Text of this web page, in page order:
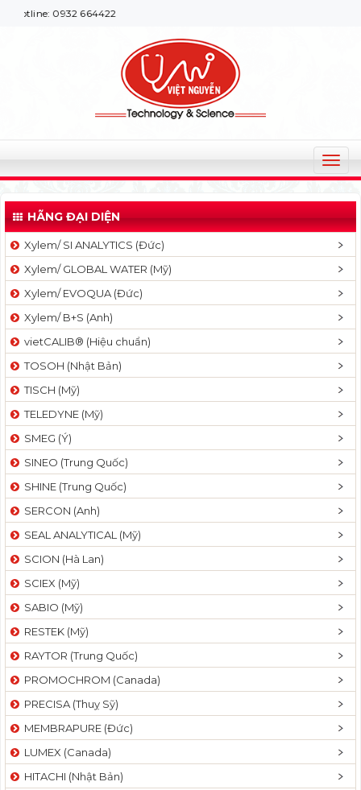
664422
T
o
g
l
v
a
t
n
HÃNG ĐẠI DIỆN
Xylem/ SI ANALYTICS (Đức)
Xylem/ GLOBAL WATER (Mỹ)
Xylem/ EVOQUA (Đức)
Xylem/ B+S (Anh)
vietCALIB® (Hiệu chuẩn)
TOSOH (Nhật Bản)
TISCH (Mỹ)
TELEDYNE (Mỹ)
SMEG (Ý)
SINEO (Trung Quốc)
SHINE (Trung Quốc)
SERCON (Anh)
SEAL ANALYTICAL (Mỹ)
SCION (Hà Lan)
SCIEX (Mỹ)
SABIO (Mỹ)
RESTEK (Mỹ)
RAYTOR (Trung Quốc)
PROMOCHROM (Canada)
PRECISA (Thuỵ Sỹ)
MEMBRAPURE (Đức)
LUMEX (Canada)
HITACHI (Nhật Bản)